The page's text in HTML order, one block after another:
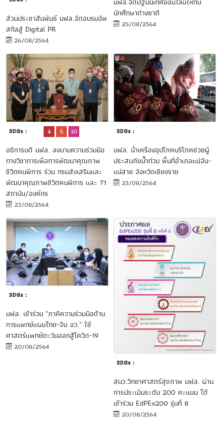
ส่วนประชาสัมพันธ์ มฟล.จัดอบรมอัพ
สกิลสู่ Digital PR
26/08/2564
มฟล.จัดปฐมนิเทศออนไลน์ให้กับ
นักศึกษาต่างชาติ
25/08/2564
SDGs : 4 5 10
อธิการบดี มฟล. ลงนามความร่วมมือ
ทางวิชาการเพื่อการพัฒนาคุณภาพ
ชีวิตคนพิการ ร่วม กรมส่งเสริมและ
พัฒนาคุณภาพชีวิตคนพิการ และ 71
สถาบัน/องค์กร
23/08/2564
SDGs :
มฟล. นำเครื่องอุปโภคบริโภคช่วยผู้
ประสบภัยน้ำท่วม พื้นที่อำเภอแม่จัน-
แม่สาย จังหวัดเชียงราย
23/08/2564
SDGs :
มฟล. เข้าร่วม "ภาคีความร่วมมือด้าน
การแพทย์แผนไทย-จีน อว." ใช้
ศาสตร์แพทย์ตะวันออกสู้โควิด-19
20/08/2564
SDGs :
สนว.วิทยาศาสตร์สุขภาพ มฟล. ผ่าน
การประเมินระดับ 200 คะแนน ได้
เข้าร่วม EdPEx200 รุ่นที่ 8
20/08/2564